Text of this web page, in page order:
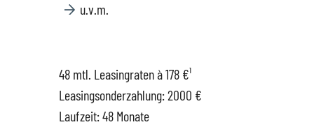
u.v.m.
48 mtl. Leasingraten à 178 €¹
Leasingsonderzahlung: 2000 €
Laufzeit: 48 Monate